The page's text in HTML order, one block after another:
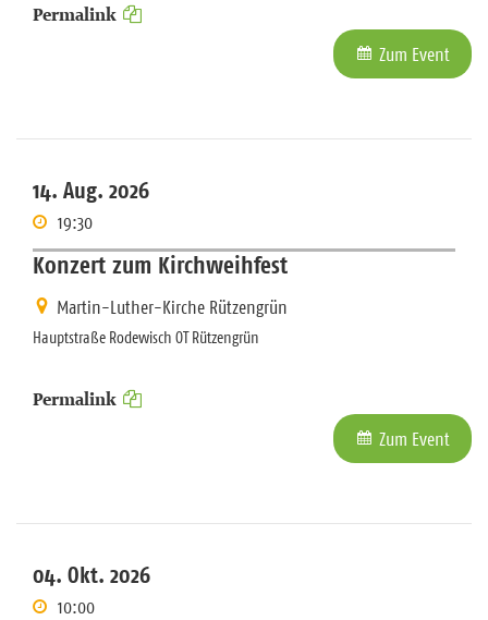
Permalink
Zum Event
14. Aug. 2026
19:30
Konzert zum Kirchweihfest
Martin-Luther-Kirche Rützengrün
Hauptstraße Rodewisch OT Rützengrün
Permalink
Zum Event
04. Okt. 2026
10:00